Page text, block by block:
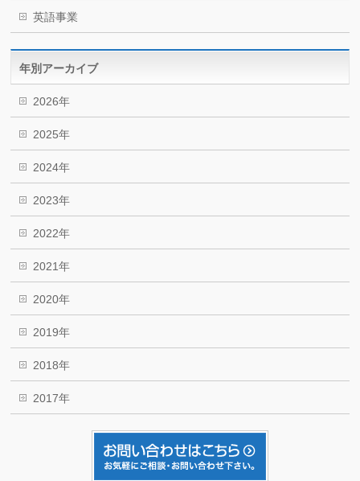
英語事業
年別アーカイブ
2026年
2025年
2024年
2023年
2022年
2021年
2020年
2019年
2018年
2017年